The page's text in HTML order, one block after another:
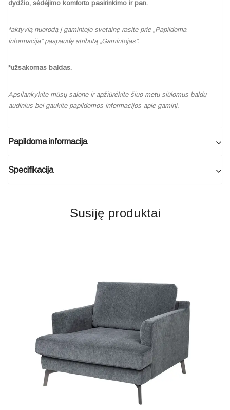
dydžio, sėdėjimo komforto pasirinkimo ir pan.
*aktyvią nuorodą į gamintojo svetainę rasite prie „Papildoma
informacija” paspaudę atributą „Gamintojas”.
*užsakomas baldas.
Apsilankykite mūsų salone ir apžiūrėkite šiuo metu siūlomus baldų
audinius bei gaukite papildomos informacijos apie gaminį.
Papildoma informacija
Specifikacija
Susiję produktai